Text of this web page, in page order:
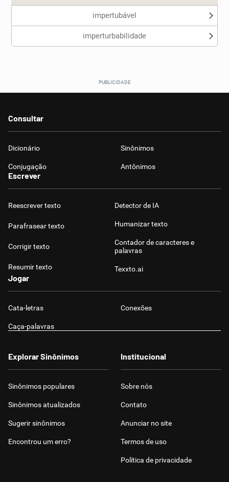
impertubável
imperturbabilidade
Consultar
Dicionário Sinônimos
Conjugação Antônimos
Escrever
Reescrever texto
Parafrasear texto
Corrigir texto
Resumir texto
Detector de IA
Humanizar texto
Contador de caracteres e
palavras
Texxto.ai
Jogar
Cata-letras Conexões
Caça-palavras
Explorar Sinônimos
Sinônimos populares
Sinônimos atualizados
Sugerir sinônimos
Encontrou um erro?
Institucional
Sobre nós
Contato
Anunciar no site
Termos de uso
Política de privacidade